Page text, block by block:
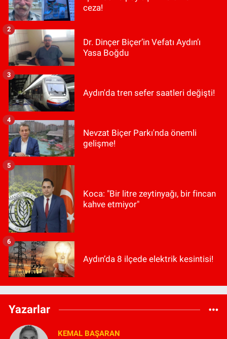
ceza!
Dr. Dinçer Biçer’in Vefatı Aydın’ı
Yasa Boğdu
2
Aydın'da tren sefer saatleri değişti!
3
Nevzat Biçer Parkı'nda önemli
gelişme!
4
Koca: "Bir litre zeytinyağı, bir fincan
kahve etmiyor"
5
Aydın’da 8 ilçede elektrik kesintisi!
6
Yazarlar
KEMAL BAŞARAN